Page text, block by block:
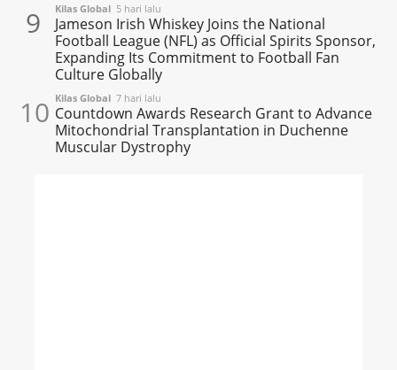
9 Kilas Global 5 hari lalu
Jameson Irish Whiskey Joins the National
Football League (NFL) as Official Spirits Sponsor,
Expanding Its Commitment to Football Fan
Culture Globally
10 Kilas Global 7 hari lalu
Countdown Awards Research Grant to Advance
Mitochondrial Transplantation in Duchenne
Muscular Dystrophy